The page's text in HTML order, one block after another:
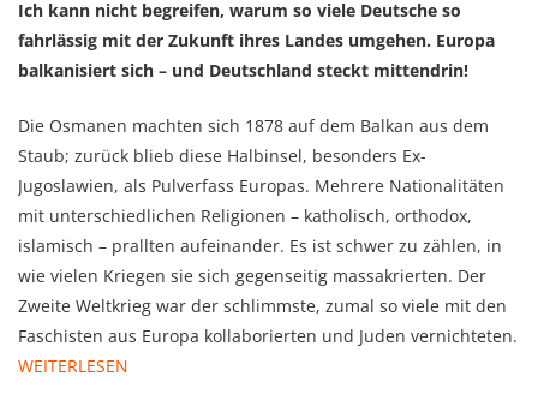
Ich kann nicht begreifen, warum so viele Deutsche so
fahrlässig mit der Zukunft ihres Landes umgehen. Europa
balkanisiert sich – und Deutschland steckt mittendrin!
Die Osmanen machten sich 1878 auf dem Balkan aus dem
Staub; zurück blieb diese Halbinsel, besonders Ex-
Jugoslawien, als Pulverfass Europas. Mehrere Nationalitäten
mit unterschiedlichen Religionen – katholisch, orthodox,
islamisch – prallten aufeinander. Es ist schwer zu zählen, in
wie vielen Kriegen sie sich gegenseitig massakrierten. Der
Zweite Weltkrieg war der schlimmste, zumal so viele mit den
Faschisten aus Europa kollaborierten und Juden vernichteten.
WEITERLESEN